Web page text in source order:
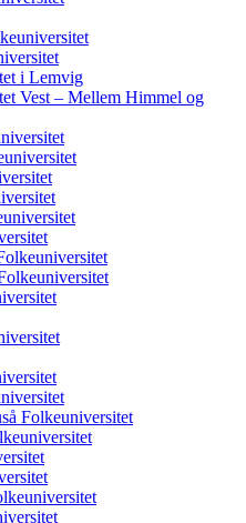
i Lemvig
Vest – Mellem Himmel og
Folkeuniversitet